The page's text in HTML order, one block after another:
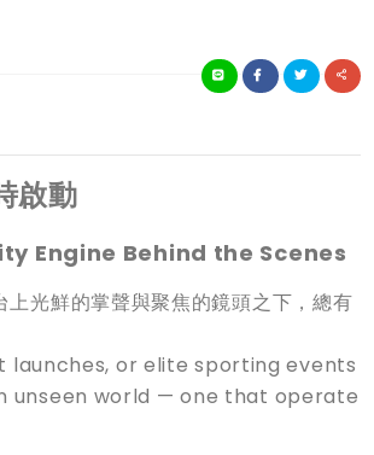
啟動
Engine Behind the Scenes
光鮮的掌聲與聚焦的鏡頭之下，總有
or elite sporting events
unseen world — one that operate